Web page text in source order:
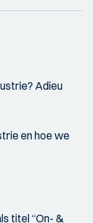
Adieu
en hoe we
titel “On- &